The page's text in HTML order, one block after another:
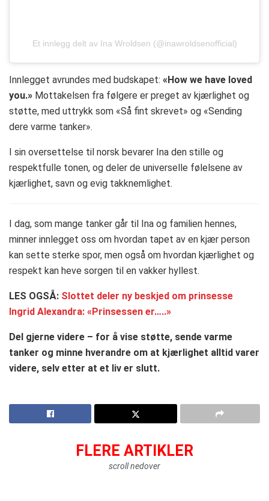
Et innlegg delt av Ina Wroldsen (@inawroldsenofficial)
Innlegget avrundes med budskapet: «How we have loved
you.» Mottakelsen fra følgere er preget av kjærlighet og
støtte, med uttrykk som «Så fint skrevet» og «Sending
dere varme tanker».
I sin oversettelse til norsk bevarer Ina den stille og
respektfulle tonen, og deler de universelle følelsene av
kjærlighet, savn og evig takknemlighet.
I dag, som mange tanker går til Ina og familien hennes,
minner innlegget oss om hvordan tapet av en kjær person
kan sette sterke spor, men også om hvordan kjærlighet og
respekt kan heve sorgen til en vakker hyllest.
LES OGSÅ: Slottet deler ny beskjed om prinsesse
Ingrid Alexandra: «Prinsessen er…..»
Del gjerne videre – for å vise støtte, sende varme
tanker og minne hverandre om at kjærlighet alltid varer
videre, selv etter at et liv er slutt.
FLERE ARTIKLER
scroll nedover